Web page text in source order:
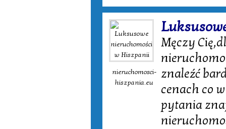
nieruchomosci-
hiszpania.eu
Męczy
znaleźć
cenach co
pytania